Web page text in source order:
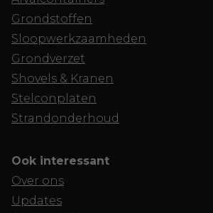
Grondstoffen
Sloopwerkzaamheden
Grondverzet
Shovels & Kranen
Stelconplaten
Strandonderhoud
Ook interessant
Over ons
Updates